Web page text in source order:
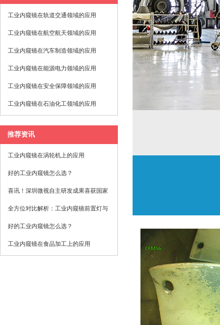
工业内窥镜在轨道交通领域的应用
工业内窥镜在航空航天领域的应用
工业内窥镜在汽车制造领域的应用
工业内窥镜在能源电力领域的应用
工业内窥镜在安全保障领域的应用
工业内窥镜在石油化工领域的应用
推荐资讯
工业内窥镜在涡轮机上的应用
好的工业内窥镜怎么选？
喜讯！深圳微视自主研发成果喜获国家
发明专利！
全方位对比解析：工业内窥镜前置灯与
后置灯的选择与应用 原创 深圳微视光
电 微视光电工业内窥镜 2025年08月12
好的工业内窥镜怎么选？
工业内窥镜在食品加工‌上的应用